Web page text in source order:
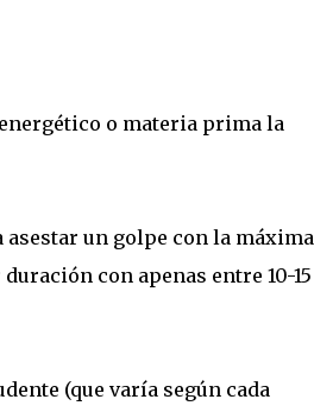
o materia prima la
un golpe con la máxima
con apenas entre 10-15
(que varía según cada